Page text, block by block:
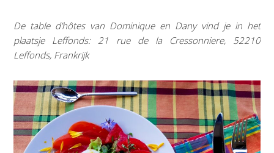
De table d’hôtes van Dominique en Dany vind je in het
plaatsje Leffonds: 21 rue de la Cressonniere, 52210
Leffonds, Frankrijk